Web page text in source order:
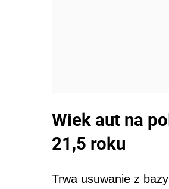
Wiek aut na
21,5 roku
Trwa usuwanie z